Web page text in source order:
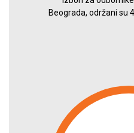
Beograda, održani su